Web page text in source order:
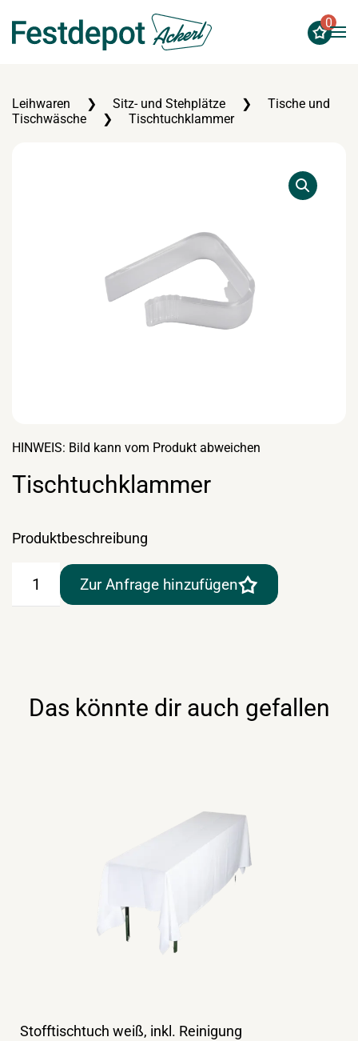
Zum Hauptinhalt springen
0
Leihwaren Sitz- und Stehplätze
Tische und
Tischwäsche
Tischtuchklammer
HINWEIS: Bild kann vom Produkt abweichen
Tischtuchklammer
Produktbeschreibung
Tischtuchklammer
Menge
Zur Anfrage hinzufügen
Das könnte dir auch gefallen
Stofftischtuch weiß, inkl. Reinigung